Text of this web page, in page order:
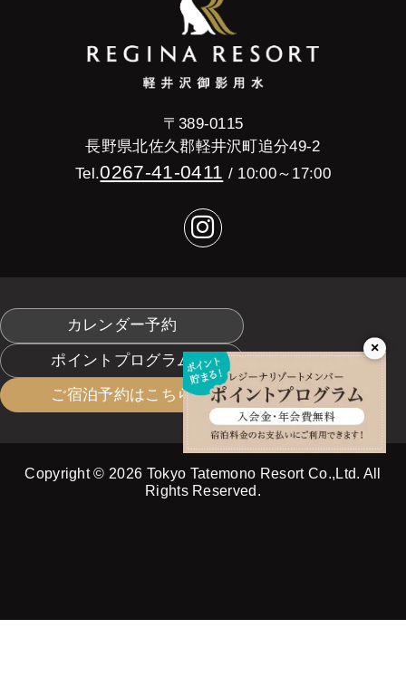
〒389-0115
長野県北佐久郡軽井沢町追分49-2
Tel.0267-41-0411 / 10:00～17:00
カレンダー予約
ポイントプログラム
ご宿泊予約はこちら
Copyright © 2026 Tokyo Tatemono Resort Co.,Ltd. All
Rights Reserved.
×